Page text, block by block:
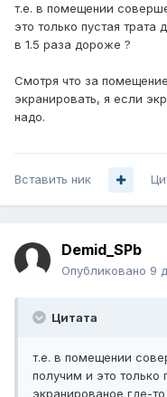
т.е. в помещении
это только пустая трата
в 1.5 раза дороже ?
Смотря что за
экранировать, я если
надо.
Вставить ник
Demid_SPb
Опубликовано 9
Цитата
т.е. в помещении
получим и это только
экранированое где-